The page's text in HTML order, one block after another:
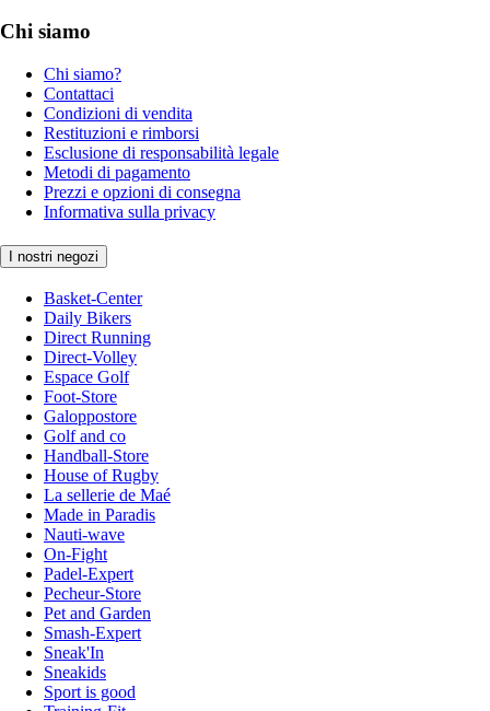
Chi siamo
Chi siamo?
Contattaci
Condizioni di vendita
Restituzioni e rimborsi
Esclusione di responsabilità legale
Metodi di pagamento
Prezzi e opzioni di consegna
Informativa sulla privacy
I nostri negozi
Basket-Center
Daily Bikers
Direct Running
Direct-Volley
Espace Golf
Foot-Store
Galoppostore
Golf and co
Handball-Store
House of Rugby
La sellerie de Maé
Made in Paradis
Nauti-wave
On-Fight
Padel-Expert
Pecheur-Store
Pet and Garden
Smash-Expert
Sneak'In
Sneakids
Sport is good